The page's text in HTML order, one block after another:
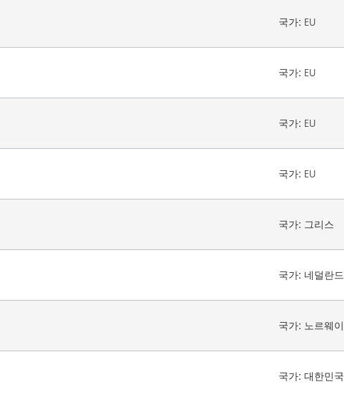
국가: EU
국가: EU
국가: EU
국가: EU
국가: 그리스
국가: 네덜란드
국가: 노르웨이
국가: 대한민국